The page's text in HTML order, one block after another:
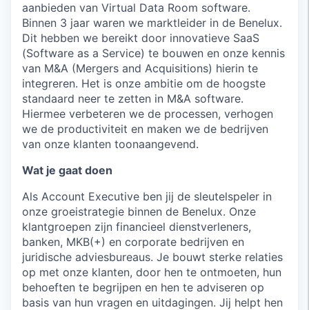
aanbieden van Virtual Data Room software.
Binnen 3 jaar waren we marktleider in de Benelux.
Dit hebben we bereikt door innovatieve SaaS
(Software as a Service) te bouwen en onze kennis
van M&A (Mergers and Acquisitions) hierin te
integreren. Het is onze ambitie om de hoogste
standaard neer te zetten in M&A software.
Hiermee verbeteren we de processen, verhogen
we de productiviteit en maken we de bedrijven
van onze klanten toonaangevend.
Wat je gaat doen
Als Account Executive ben jij de sleutelspeler in
onze groeistrategie binnen de Benelux. Onze
klantgroepen zijn financieel dienstverleners,
banken, MKB(+) en corporate bedrijven en
juridische adviesbureaus. Je bouwt sterke relaties
op met onze klanten, door hen te ontmoeten, hun
behoeften te begrijpen en hen te adviseren op
basis van hun vragen en uitdagingen. Jij helpt hen